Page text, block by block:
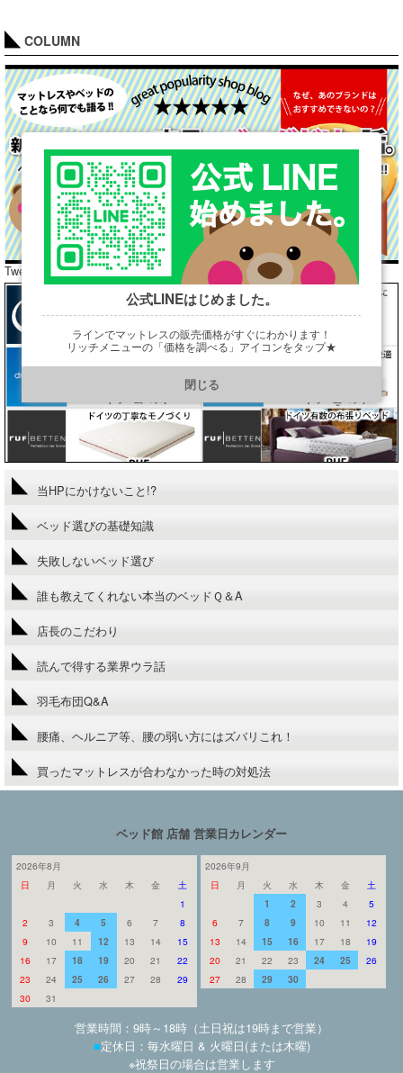
COLUMN
Tweets by araibed300
当HPにかけないこと!?
ベッド選びの基礎知識
失敗しないベッド選び
誰も教えてくれない本当のベッドＱ＆A
店長のこだわり
読んで得する業界ウラ話
羽毛布団Q&A
腰痛、ヘルニア等、腰の弱い方にはズバリこれ！
買ったマットレスが合わなかった時の対処法
ベッド館 店舗 営業日カレンダー
2026年8月
日
月 火 水 木 金
土
1
2
3 4 5 6 7
8
9
10 11 12 13 14
15
16
17 18 19 20 21
22
23
24 25 26 27 28
29
30
31
2026年9月
日
月 火 水 木 金
土
1
2 3 4
5
6
7 8 9 10 11
12
13
14 15 16 17 18
19
20
21 22 23 24 25
26
27
28 29 30
営業時間：9時～18時（土日祝は19時まで営業）
■定休日：毎水曜日 & 火曜日(または木曜)
※祝祭日の場合は営業します
公式LINEはじめました。
ラインでマットレスの販売価格がすぐにわかります！
リッチメニューの「価格を調べる」アイコンをタップ★
https://line.me/R/ti/p/@901ptzjz
閉じる